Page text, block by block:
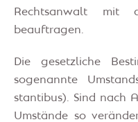
Rechtsanwalt mit
beauftragen.
Die gesetzliche
sogenannte
stantibus). Sind nach
Umstände so